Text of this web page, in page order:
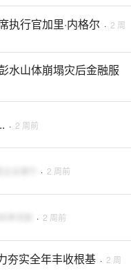
执行官加里·内格尔 · 2 周
水山体崩塌灾后金融服
· 2 周前
· 2 周前
· 2 周前
夯实全年丰收根基 · 2 周